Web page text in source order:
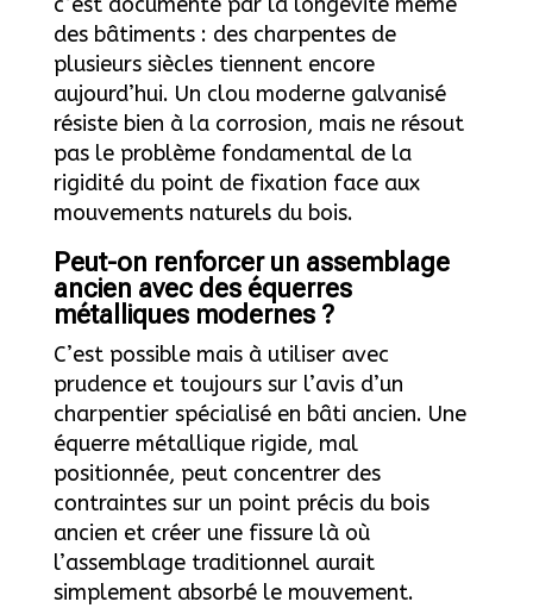
des bâtiments : des charpentes de
plusieurs siècles tiennent encore
aujourd’hui. Un clou moderne galvanisé
résiste bien à la corrosion, mais ne résout
pas le problème fondamental de la
rigidité du point de fixation face aux
mouvements naturels du bois.
Peut-on renforcer un assemblage
ancien avec des équerres
métalliques modernes ?
C’est possible mais à utiliser avec
prudence et toujours sur l’avis d’un
charpentier spécialisé en bâti ancien. Une
équerre métallique rigide, mal
positionnée, peut concentrer des
contraintes sur un point précis du bois
ancien et créer une fissure là où
l’assemblage traditionnel aurait
simplement absorbé le mouvement.